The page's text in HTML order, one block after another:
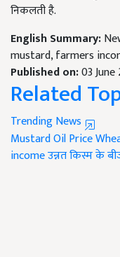
निकलती है.
English Summary:
mustard, farmers
Published on:03 June
Related
Trending News
Mustard Oil Price
incomeउन्नत किस्म के